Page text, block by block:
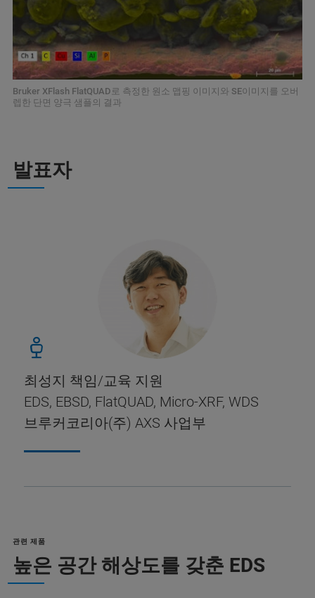
Bruker XFlash FlatQUAD로 측정한 원소 맵핑 이미지와 SE이미지를 오버
렙한 단면 양극 샘플의 결과
발표자
최성지 책임/교육 지원
EDS, EBSD, FlatQUAD, Micro-XRF, WDS
브루커코리아(주) AXS 사업부
관련 제품
높은 공간 해상도를 갖춘 EDS